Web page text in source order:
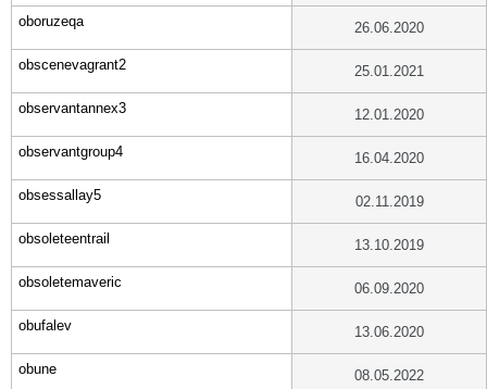
oboruzeqa 26.06.2020
obscenevagrant2 25.01.2021
observantannex3 12.01.2020
observantgroup4 16.04.2020
obsessallay5 02.11.2019
obsoleteentrail 13.10.2019
obsoletemaveric 06.09.2020
obufalev 13.06.2020
obune 08.05.2022